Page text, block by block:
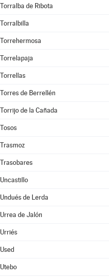
Torralba de Ribota
Torralbilla
Torrehermosa
Torrelapaja
Torrellas
Torres de Berrellén
Torrijo de la Cañada
Tosos
Trasmoz
Trasobares
Uncastillo
Undués de Lerda
Urrea de Jalón
Urriés
Used
Utebo